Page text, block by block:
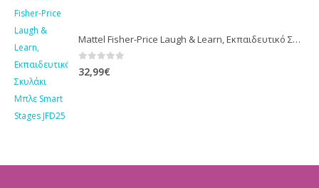
Mattel Fisher-Price Laugh & Learn, Εκπαιδευτικό Σκυλάκι Μπλε Smart Stages JFD25
0 out of 5
32,99€